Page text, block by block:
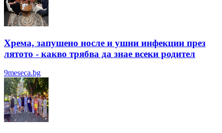
Хрема, запушено носле и ушни инфекции през
лятотo - какво трябва да знае всеки родител
9meseca.bg